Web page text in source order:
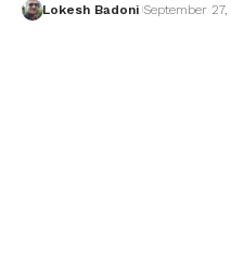
Lokesh Badoni September